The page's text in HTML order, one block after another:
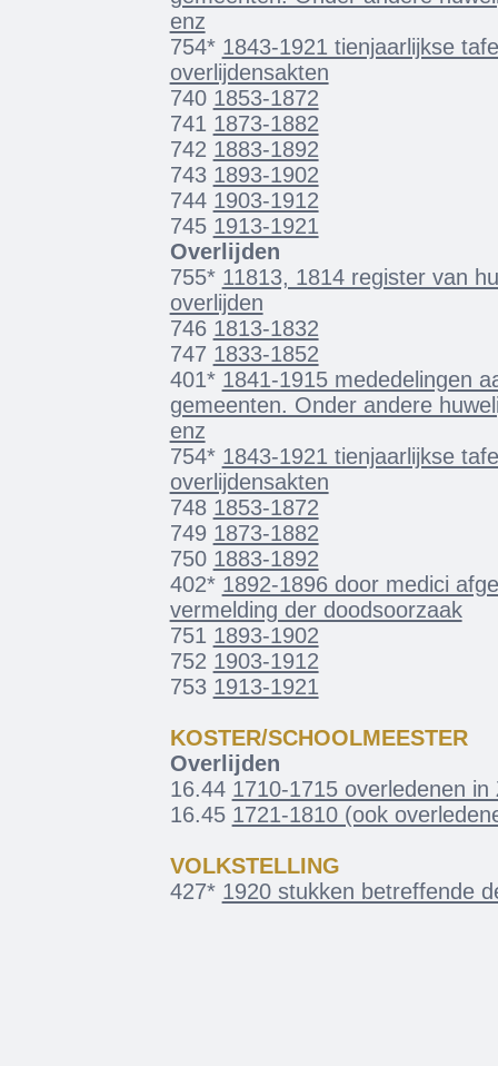
enz
754* 1843-1921 tienjaarlijkse
overlijdensakten
740 1853-1872
741 1873-1882
742 1883-1892
743 1893-1902
744 1903-1912
745 1913-1921
Overlijden
755* 11813, 1814 register van
overlijden
746 1813-1832
747 1833-1852
401* 1841-1915 mededelingen
gemeenten. Onder andere
enz
754* 1843-1921 tienjaarlijkse
overlijdensakten
748 1853-1872
749 1873-1882
750 1883-1892
402* 1892-1896 door medici
vermelding der doodsoorzaak
751 1893-1902
752 1903-1912
753 1913-1921
KOSTER/SCHOOLMEESTER
Overlijden
16.44 1710-1715 overledenen in
16.45 1721-1810 (ook
VOLKSTELLING
427* 1920 stukken betreffende